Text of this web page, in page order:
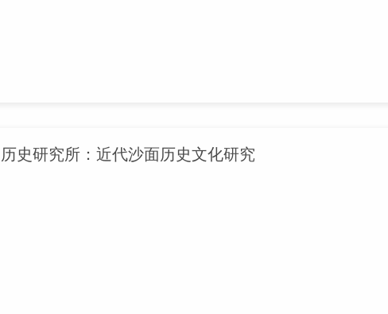
历史研究所：近代沙面历史文化研究